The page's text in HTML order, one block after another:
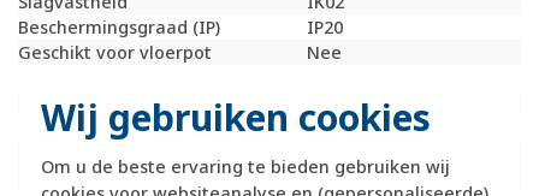
Wij gebruiken cookies
Om u de beste ervaring te bieden gebruiken wij
Beschermingsgraad (IP)
IP20
Geschikt voor vloerpot
Nee
Uitvoering oppervlakte
Geschikt voor wandgoot
Ja
inbouwinstallatie (stucwerk)